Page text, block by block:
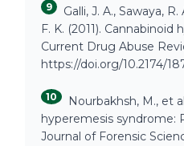
9
Galli, J. A., Sawaya,
F. K. (2011).
Current Drug Abuse
https://doi.org/10.2174/
10
Nourbakhsh, M., et
hyperemesis syndrome:
Journal of Forensic